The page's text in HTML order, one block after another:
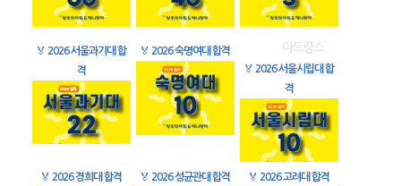
🏅 2026 서울과기대 합
격
🏅 2026 숙명여대 합격
🏅 2026 서울시립대 합
격
🏅 2026 경희대 합격 🏅 2026 성균관대 합격 🏅 2026 고려대 합격